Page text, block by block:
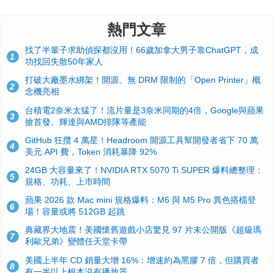
熱門文章
1
找了半輩子求助偵探都沒用！66歲加拿大男子靠ChatGPT，成
功找回失散50年家人
2
打破大廠墨水綁架！開源、無 DRM 限制的「Open Printer」概
念機亮相
3
台積電2奈米太猛了！流片量是3奈米同期的4倍，Google與蘋果
搶首發、輝達與AMD排隊等產能
4
GitHub 狂攬 4 萬星！Headroom 開源工具幫開發者省下 70 萬
美元 API 費，Token 消耗暴降 92%
5
24GB 大容量來了！NVIDIA RTX 5070 Ti SUPER 爆料總整理：
規格、功耗、上市時間
6
蘋果 2026 款 Mac mini 規格爆料：M6 與 M5 Pro 異色搭檔登
場！容量或將 512GB 起跳
7
典藏界大地震！美國懷舊遊戲小店驚見 97 片未公開版《超級瑪
利歐兄弟》變體任天堂卡帶
8
美國上半年 CD 銷量大增 16%：增速約為黑膠 7 倍，但購買者